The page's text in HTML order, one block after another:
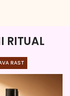
RITUAL
RAST